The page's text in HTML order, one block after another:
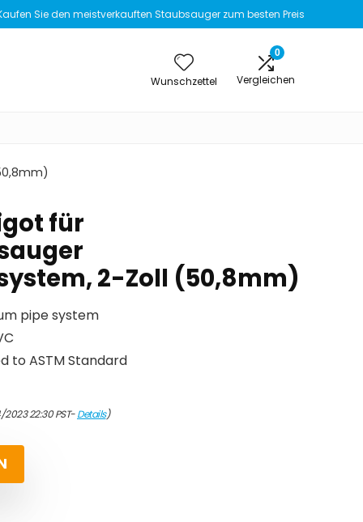
Sie den meistverkauften Staubsauger zum besten Preis
Wunschzettel
0
Vergleichen
für
2-Zoll (50,8mm)
pipe system
to ASTM Standard
22:30 PST-Details)